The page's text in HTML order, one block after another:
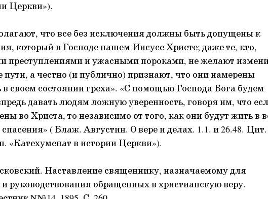
Церкви»).
что все без исключения должны быть допущены к
который в Господе нашем Иисусе Христе; даже те, кто,
преступлениями и ужасными пороками, не желают
а честно (и публично) признают, что они намерены
своем состоянии греха». «С помощью Господа Бога будем
давать людям ложную уверенность, говоря им, что
во Христа, то независимо от того, как они будут жить в
( Блаж. Августин. О вере и делах. 1.1. и 26.48.
в истории Церкви»).
Наставление священнику, назначаемому для
руководствования обращенных в христианскую веру.